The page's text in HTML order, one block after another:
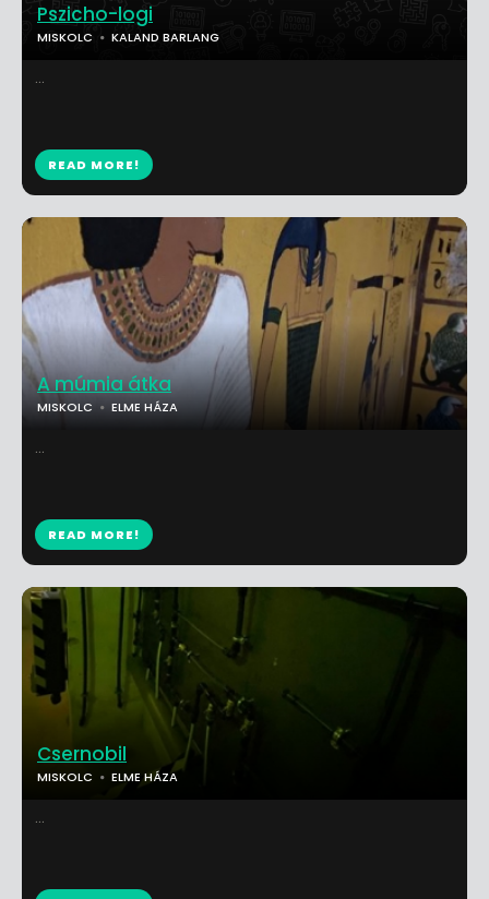
Pszicho-logi
MISKOLC KALAND BARLANG
...
READ MORE!
Csernobil
MISKOLC ELME HÁZA
...
A múmia átka
MISKOLC ELME HÁZA
...
READ MORE!